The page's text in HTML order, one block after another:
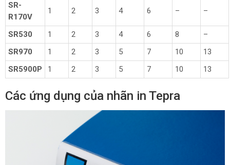
SR-
R170V
1 2 3 4 6 – –
SR530 1 2 3 4 6 8
–
SR970
1 2 3 5 7 10
13
SR5900P
1 2 3 5 7 10 13
Các ứng dụng của nhãn in Tepra